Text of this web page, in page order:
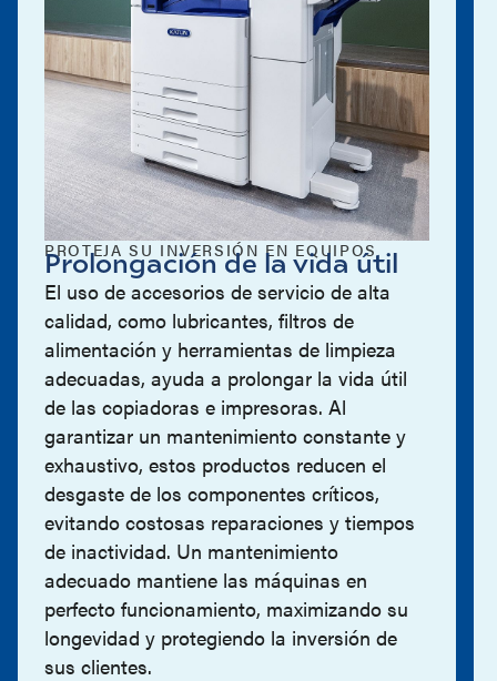
PROTEJA SU INVERSIÓN EN EQUIPOS
Prolongación de la vida útil
El uso de accesorios de servicio de alta
calidad, como lubricantes, filtros de
alimentación y herramientas de limpieza
adecuadas, ayuda a prolongar la vida útil
de las copiadoras e impresoras. Al
garantizar un mantenimiento constante y
exhaustivo, estos productos reducen el
desgaste de los componentes críticos,
evitando costosas reparaciones y tiempos
de inactividad. Un mantenimiento
adecuado mantiene las máquinas en
perfecto funcionamiento, maximizando su
longevidad y protegiendo la inversión de
sus clientes.